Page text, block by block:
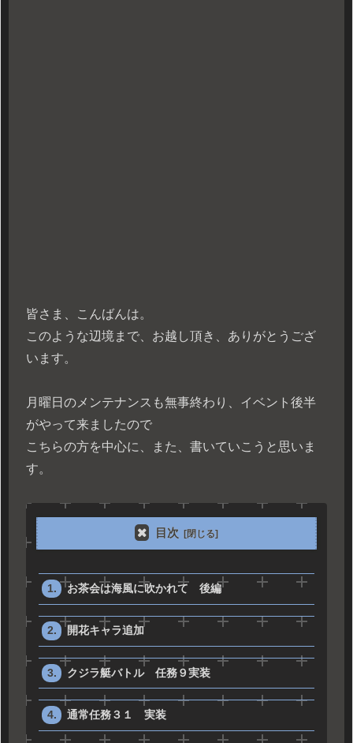
皆さま、こんばんは。
このような辺境まで、お越し頂き、ありがとうござ
います。
月曜日のメンテナンスも無事終わり、イベント後半
がやって来ましたので
こちらの方を中心に、また、書いていこうと思いま
す。
目次
お茶会は海風に吹かれて 後編
開花キャラ追加
クジラ艇バトル 任務９実装
通常任務３１ 実装